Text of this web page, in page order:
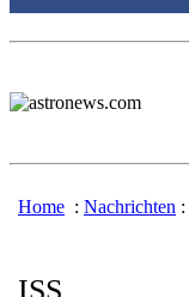
Home : Nachrichten :